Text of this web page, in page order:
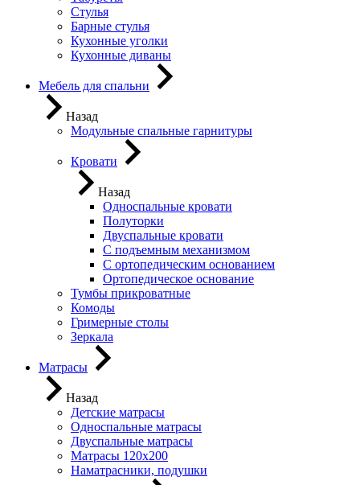
Стулья
Барные стулья
Кухонные уголки
Кухонные диваны
Мебель для спальни
Назад
Модульные спальные гарнитуры
Кровати
Назад
Односпальные кровати
Полуторки
Двуспальные кровати
С подъемным механизмом
С ортопедическим основанием
Ортопедическое основание
Тумбы прикроватные
Комоды
Гримерные столы
Зеркала
Матрасы
Назад
Детские матрасы
Односпальные матрасы
Двуспальные матрасы
Матрасы 120х200
Наматрасники, подушки